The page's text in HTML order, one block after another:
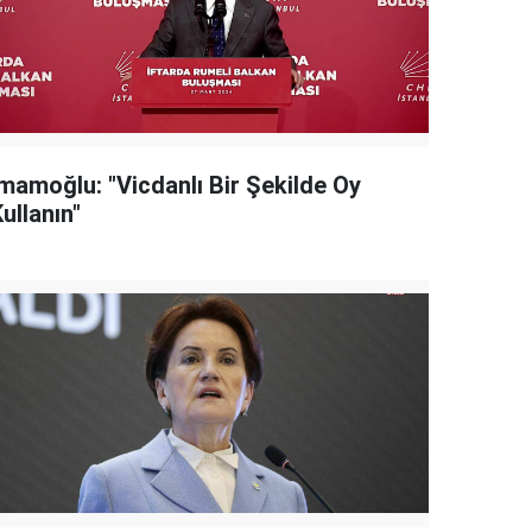
"Vicdanlı Bir Şekilde Oy